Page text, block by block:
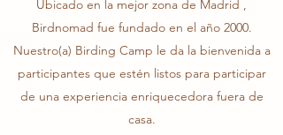
Ubicado en la mejor zona de Madrid ,
Birdnomad fue fundado en el año 2000.
Nuestro(a) Birding Camp le da la bienvenida a
participantes que estén listos para participar
de una experiencia enriquecedora fuera de
casa.